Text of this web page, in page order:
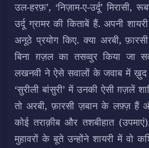
उल-हरफ़’, ‘निज़ाम-ए-उर्दू’ मिरासी,
उर्दू ग्रामर की किताबें हैं. अपनी
अनूठे प्रयोग किए. क्या अरबी,
बिना ग़ज़ल का तसव्वुर किया जा
लखनवी ने ऐसे सवालों के जवाब में ख़ुद
‘सुरीली बांसुरी’ में उनकी ऐसी ग़ज़लें
तो अरबी, फ़ारसी ज़बान के लफ़्ज़ हैं
कोई तराक़ीब और तशबीहात
मुहावरों के बूते उन्होंने शायरी में वो